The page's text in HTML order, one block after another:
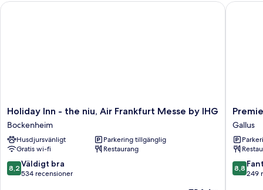
kylskåp
Holiday
Inn
-
the
niu,
Air
Frankfurt
Holiday Inn - the niu, Air Frankfurt Messe by IHG
Bockenheim
Husdjursvänligt
Parkering tillgänglig
Gratis wi-fi
Restaurang
8.2
av
8,2 Väldigt bra
534 recensioner
Holiday Inn - the niu, Air Frankfurt Messe by IHG
Premier
Inn
Messe
Gallus
Gallus
8.8
av
8,8
249
Premier